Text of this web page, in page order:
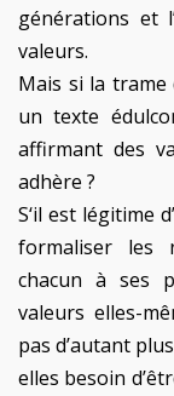
générations et
valeurs.
Mais si la
un texte
affirmant des
adhère ?
S‘il est légitime
formaliser les
chacun à ses
valeurs elles-
pas d’autant
elles besoin